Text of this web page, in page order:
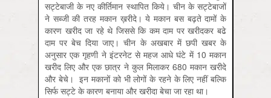
सट्टेबाजी के नए कीर्तिमान स्थापित किये। चीन के सट्टेबाजों
ने सब्जी की तरह मकान ख़रीदे। ये मकान बस बढ़ते दामों के
कारण खरीद जा रहे थे जिससे कि कम दाम पर खरीदकर बढे
दाम पर बेच दिया जाए। चीन के अखबार में छपी खबर के
अनुसार एक गृहणी ने इंटरनेट से महज आधे घंटे में 10 मकान
खरीद लिए और एक छात्र ने कुल मिलाकर 680 मकान खरीदे
और बेचे। इन मकानों को भी लोगों के रहने के लिए नहीं बल्कि
सिर्फ सट्टे के कारण बनाया और खरीदा बेचा जा रहा था।